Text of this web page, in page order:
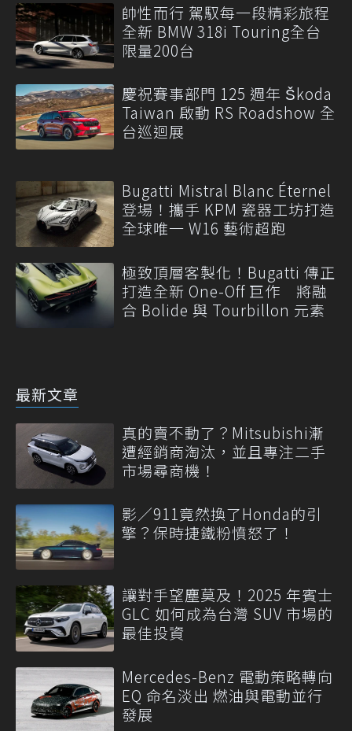
帥性而行 駕馭每一段精彩旅程
全新 BMW 318i Touring全台
限量200台
慶祝賽事部門 125 週年 Škoda
Taiwan 啟動 RS Roadshow 全
台巡迴展
Bugatti Mistral Blanc Éternel
登場！攜手 KPM 瓷器工坊打造
全球唯一 W16 藝術超跑
極致頂層客製化！Bugatti 傳正
打造全新 One-Off 巨作 將融
合 Bolide 與 Tourbillon 元素
最新文章
真的賣不動了？Mitsubishi漸
遭經銷商淘汰，並且專注二手
市場尋商機！
影／911竟然換了Honda的引
擎？保時捷鐵粉憤怒了！
讓對手望塵莫及！2025 年賓士
GLC 如何成為台灣 SUV 市場的
最佳投資
Mercedes-Benz 電動策略轉向
EQ 命名淡出 燃油與電動並行
發展